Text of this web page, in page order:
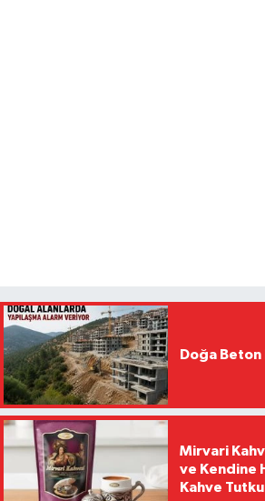
Doğa Beton
Mirvari
ve Kendine
Kahve